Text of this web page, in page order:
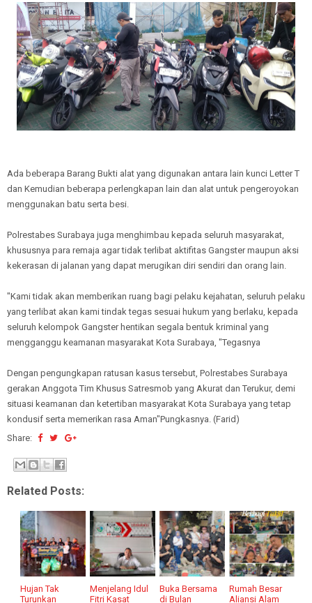
Ada beberapa Barang Bukti alat yang digunakan antara lain kunci Letter T
dan Kemudian beberapa perlengkapan lain dan alat untuk pengeroyokan
menggunakan batu serta besi.
Polrestabes Surabaya juga menghimbau kepada seluruh masyarakat,
khususnya para remaja agar tidak terlibat aktifitas Gangster maupun aksi
kekerasan di jalanan yang dapat merugikan diri sendiri dan orang lain.
"Kami tidak akan memberikan ruang bagi pelaku kejahatan, seluruh pelaku
yang terlibat akan kami tindak tegas sesuai hukum yang berlaku, kepada
seluruh kelompok Gangster hentikan segala bentuk kriminal yang
mengganggu keamanan masyarakat Kota Surabaya, "Tegasnya
Dengan pengungkapan ratusan kasus tersebut, Polrestabes Surabaya
gerakan Anggota Tim Khusus Satresmob yang Akurat dan Terukur, demi
situasi keamanan dan ketertiban masyarakat Kota Surabaya yang tetap
kondusif serta memerikan rasa Aman"Pungkasnya. (Farid)
Share:
Related Posts:
Hujan Tak
Turunkan
Menjelang Idul
Fitri Kasat
Buka Bersama
di Bulan
Rumah Besar
Aliansi Alam